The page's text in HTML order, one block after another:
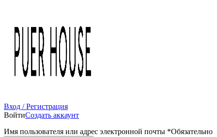
Вход / Регистрация
ВойтиСоздать аккаунт
Имя пользователя или адрес электронной почты *Обязательно